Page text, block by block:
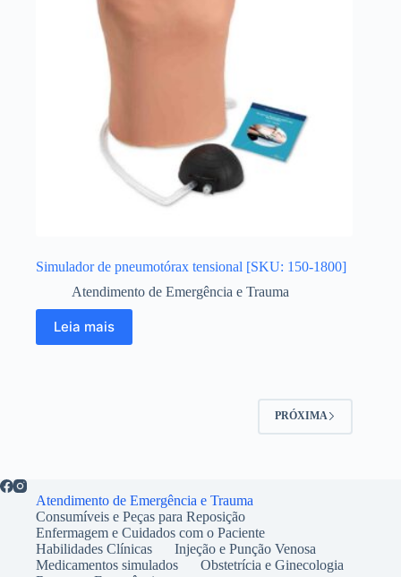
Simulador de pneumotórax tensional [SKU: 150-1800]
Atendimento de Emergência e Trauma
Leia mais
PRÓXIMA
Atendimento de Emergência e Trauma
Consumíveis e Peças para Reposição
Enfermagem e Cuidados com o Paciente
Habilidades Clínicas
Injeção e Punção Venosa
Medicamentos simulados
Obstetrícia e Ginecologia